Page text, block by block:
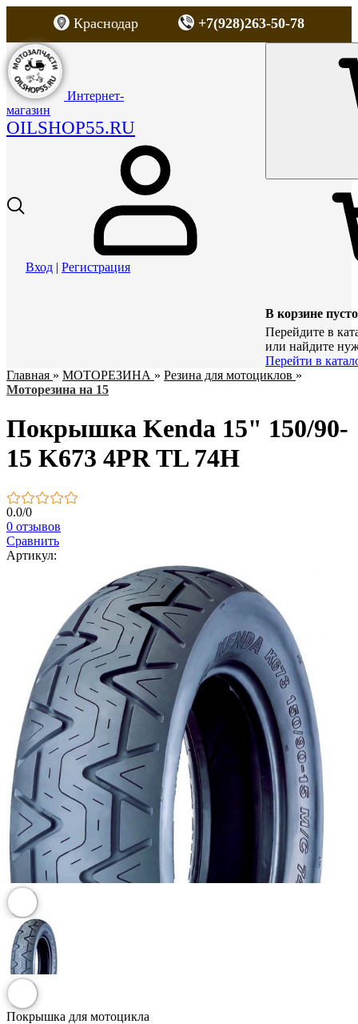
Краснодар +7(928)263-50-78
Интернет-
магазин
OILSHOP55.RU
Вход | Регистрация
В корзине пусто
Перейдите в
или найдите
Перейти в
Главная » МОТОРЕЗИНА » Резина для мотоциклов »
Моторезина на 15
Покрышка Kenda 15" 150/90-
15 K673 4PR TL 74H
0.0/0
0 отзывов
Сравнить
Артикул:
Покрышка для мотоцикла